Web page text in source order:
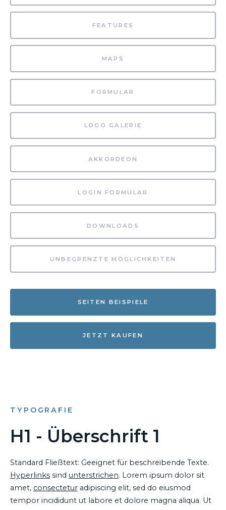
FEATURES
MAPS
FORMULAR
LOGO GALERIE
AKKORDEON
LOGIN FORMULAR
DOWNLOADS
UNBEGRENZTE MÖGLICHKEITEN
SEITEN BEISPIELE
JETZT KAUFEN
TYPOGRAFIE
H1 - Überschrift 1
Standard Fließtext: Geeignet für beschreibende Texte.
Hyperlinks sind unterstrichen. Lorem ipsum dolor sit
amet, consectetur adipiscing elit, sed do eiusmod
tempor incididunt ut labore et dolore magna aliqua. Ut